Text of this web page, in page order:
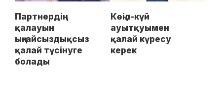
Партнердің
қалауын
ыңғайсыздықсыз
қалай түсінуге
болады
Көңіл-күй
ауытқуымен
қалай күресу
керек